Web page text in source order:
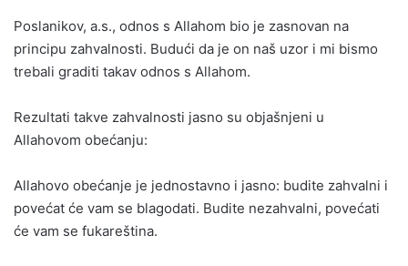
Poslanikov, a.s., odnos s Allahom bio je zasnovan na
principu zahvalnosti. Budući da je on naš uzor i mi bismo
trebali graditi takav odnos s Allahom.
Rezultati takve zahvalnosti jasno su objašnjeni u
Allahovom obećanju:
Allahovo obećanje je jednostavno i jasno: budite zahvalni i
povećat će vam se blagodati. Budite nezahvalni, povećati
će vam se fukareština.